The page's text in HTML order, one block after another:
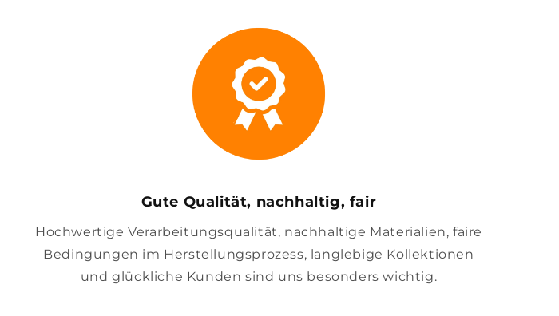
Gute Qualität, nachhaltig, fair
Hochwertige Verarbeitungsqualität, nachhaltige Materialien, faire
Bedingungen im Herstellungsprozess, langlebige Kollektionen
und glückliche Kunden sind uns besonders wichtig.